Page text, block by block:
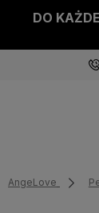
DO
AngeLove